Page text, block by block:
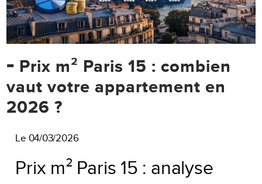
- Prix m² Paris 15 : combien
vaut votre appartement en
2026 ?
Le 04/03/2026
Prix m² Paris 15 : analyse